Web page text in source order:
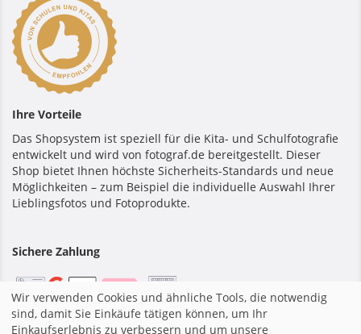
Ihre Vorteile
Das Shopsystem ist speziell für die Kita- und Schulfotografie
entwickelt und wird von fotograf.de bereitgestellt. Dieser
Shop bietet Ihnen höchste Sicherheits-Standards und neue
Möglichkeiten – zum Beispiel die individuelle Auswahl Ihrer
Lieblingsfotos und Fotoprodukte.
Sichere Zahlung
Wir verwenden Cookies und ähnliche Tools, die notwendig
sind, damit Sie Einkäufe tätigen können, um Ihr
Einkaufserlebnis zu verbessern und um unsere